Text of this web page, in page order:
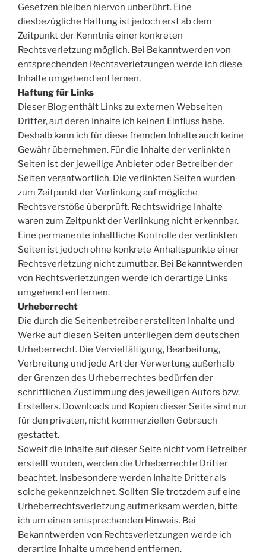
Gesetzen bleiben hiervon unberührt. Eine
diesbezügliche Haftung ist jedoch erst ab dem
Zeitpunkt der Kenntnis einer konkreten
Rechtsverletzung möglich. Bei Bekanntwerden von
entsprechenden Rechtsverletzungen werde ich diese
Inhalte umgehend entfernen.
Haftung für Links
Dieser Blog enthält Links zu externen Webseiten
Dritter, auf deren Inhalte ich keinen Einfluss habe.
Deshalb kann ich für diese fremden Inhalte auch keine
Gewähr übernehmen. Für die Inhalte der verlinkten
Seiten ist der jeweilige Anbieter oder Betreiber der
Seiten verantwortlich. Die verlinkten Seiten wurden
zum Zeitpunkt der Verlinkung auf mögliche
Rechtsverstöße überprüft. Rechtswidrige Inhalte
waren zum Zeitpunkt der Verlinkung nicht erkennbar.
Eine permanente inhaltliche Kontrolle der verlinkten
Seiten ist jedoch ohne konkrete Anhaltspunkte einer
Rechtsverletzung nicht zumutbar. Bei Bekanntwerden
von Rechtsverletzungen werde ich derartige Links
umgehend entfernen.
Urheberrecht
Die durch die Seitenbetreiber erstellten Inhalte und
Werke auf diesen Seiten unterliegen dem deutschen
Urheberrecht. Die Vervielfältigung, Bearbeitung,
Verbreitung und jede Art der Verwertung außerhalb
der Grenzen des Urheberrechtes bedürfen der
schriftlichen Zustimmung des jeweiligen Autors bzw.
Erstellers. Downloads und Kopien dieser Seite sind nur
für den privaten, nicht kommerziellen Gebrauch
gestattet.
Soweit die Inhalte auf dieser Seite nicht vom Betreiber
erstellt wurden, werden die Urheberrechte Dritter
beachtet. Insbesondere werden Inhalte Dritter als
solche gekennzeichnet. Sollten Sie trotzdem auf eine
Urheberrechtsverletzung aufmerksam werden, bitte
ich um einen entsprechenden Hinweis. Bei
Bekanntwerden von Rechtsverletzungen werde ich
derartige Inhalte umgehend entfernen.